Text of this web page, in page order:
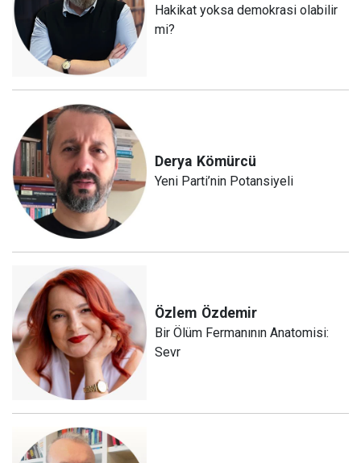
Hakikat yoksa demokrasi olabilir
mi?
Derya Kömürcü
Yeni Parti’nin Potansiyeli
Özlem Özdemir
Bir Ölüm Fermanının Anatomisi:
Sevr